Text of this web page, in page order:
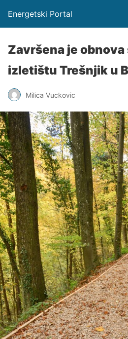
Energetski Portal
Završena je obnova
izletištu Trešnjik u
Milica Vuckovic